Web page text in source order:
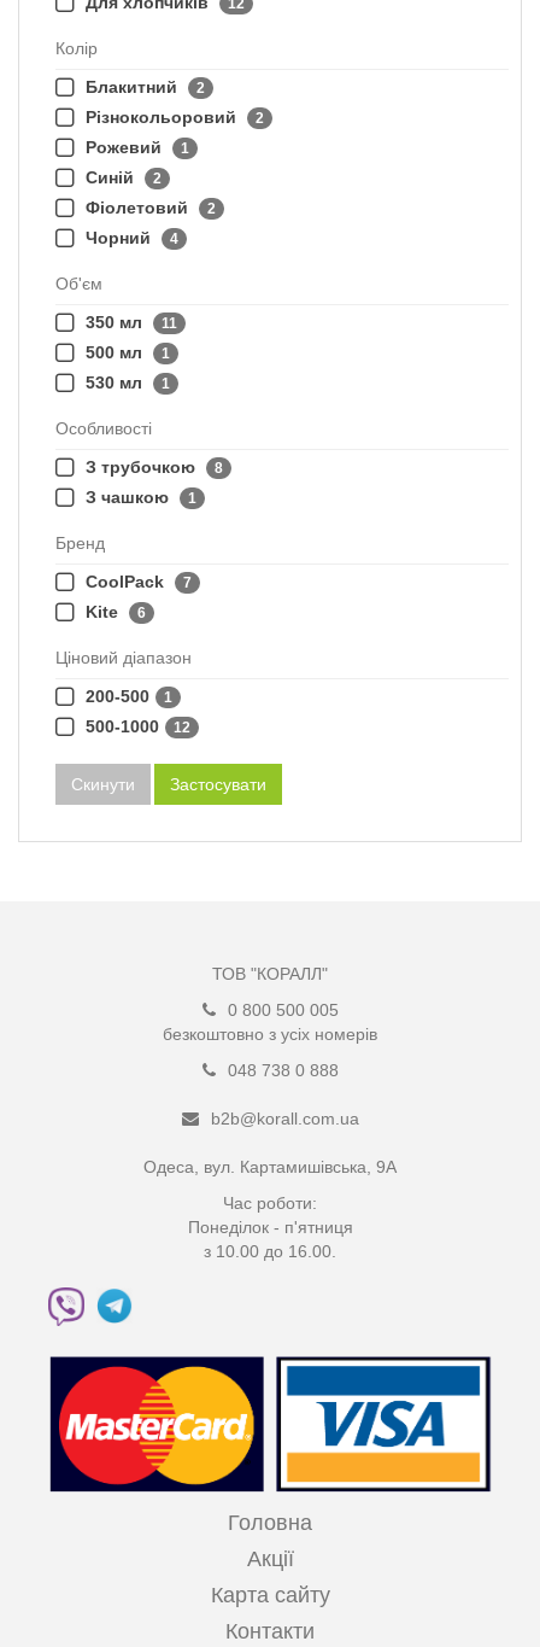
12
Колір
Блакитний
2
Різнокольоровий 2
Рожевий 1
Синій 2
Фіолетовий 2
Чорний 4
Об'єм
350 мл
11
500 мл 1
530 мл 1
Особливості
З трубочкою
8
З чашкою 1
Бренд
CoolPack
7
Kite 6
Ціновий діапазон
200-500
1
500-1000 12
Скинути Застосувати
ТОВ "КОРАЛЛ"
0 800 500 005
безкоштовно з усіх номерів
048 738 0 888
b2b@korall.com.ua
Одеса, вул. Картамишівська, 9А
Час роботи:
Понеділок - п'ятниця
з 10.00 до 16.00.
Головна
Акції
Карта сайту
Контакти